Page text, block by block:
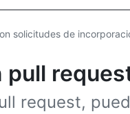
solicitudes de
pull
request,